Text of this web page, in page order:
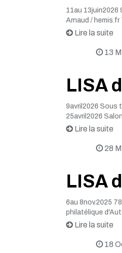
11au 13juin2026
Arnaud / hemis.fr
Lire la suite
13
LISA
9avril2026 Sous
25avril2026
Lire la suite
28
LISA
6au 8nov.2025
philatélique
Lire la suite
18